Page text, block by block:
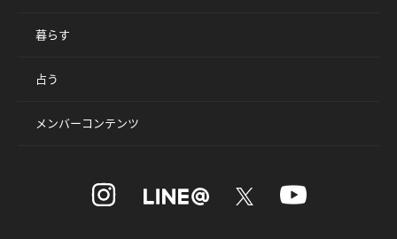
暮らす
占う
メンバーコンテンツ